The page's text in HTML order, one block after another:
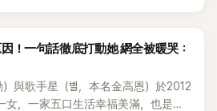
！一句話徹底打動她 網全被暖哭：
與歌手星（별，本名金高恩）於2012
女，一家五口生活幸福美滿，也是韓